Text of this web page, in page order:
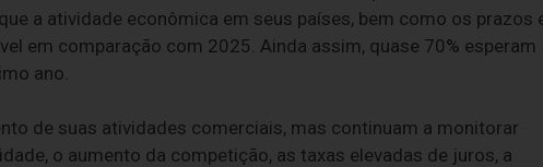
a atividade econômica em seus países, bem como os prazos
em comparação com 2025. Ainda assim, quase 70% esperam
ano.
de suas atividades comerciais, mas continuam a monitorar
o aumento da competição, as taxas elevadas de juros, a